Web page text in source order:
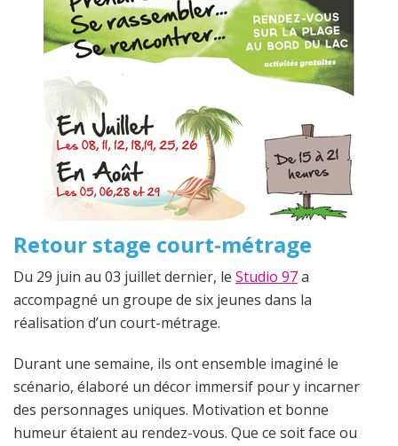
Retour stage court-métrage
Du 29 juin au 03 juillet dernier, le Studio 97a
accompagné un groupe de six jeunes dans la
réalisation d’un court-métrage.
Durant une semaine, ils ont ensemble imaginé le
scénario, élaboré un décor immersif pour y incarner
des personnages uniques. Motivation et bonne
humeur étaient au rendez-vous. Que ce soit face ou